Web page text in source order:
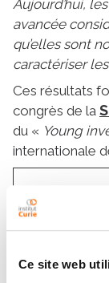
Ce site web
Aujourd’hui,
avancée
qu’elles sont
caractériser
Ces résultats
congrès de la
du « Young
internationale
Distinction
du Prix